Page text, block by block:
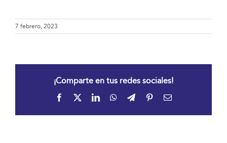
7 febrero, 2023
¡Comparte en tus redes sociales!
Facebook LinkedInWhatsApp
TelegramPinterestCorreo